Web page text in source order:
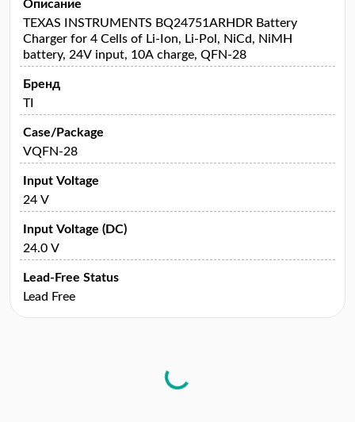
Описание
TEXAS INSTRUMENTS BQ24751ARHDR Battery
Charger for 4 Cells of Li-Ion, Li-Pol, NiCd, NiMH
battery, 24V input, 10A charge, QFN-28
Бренд
TI
Case/Package
VQFN-28
Input Voltage
24 V
Input Voltage (DC)
24.0 V
Lead-Free Status
Lead Free